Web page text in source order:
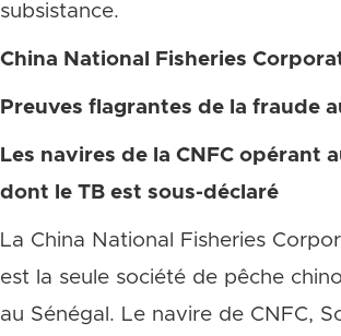
subsistance.
China National Fisheries
Preuves flagrantes de la fraude
Les navires de la CNFC opérant
dont le TB est sous-déclaré
La China National Fisheries
est la seule société de pêche
au Sénégal. Le navire de CNFC,